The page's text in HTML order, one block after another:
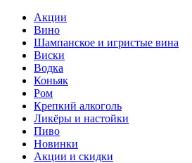
Акции
Вино
Шампанское и игристые вина
Виски
Водка
Коньяк
Ром
Крепкий алкоголь
Ликёры и настойки
Пиво
Новинки
Акции и скидки